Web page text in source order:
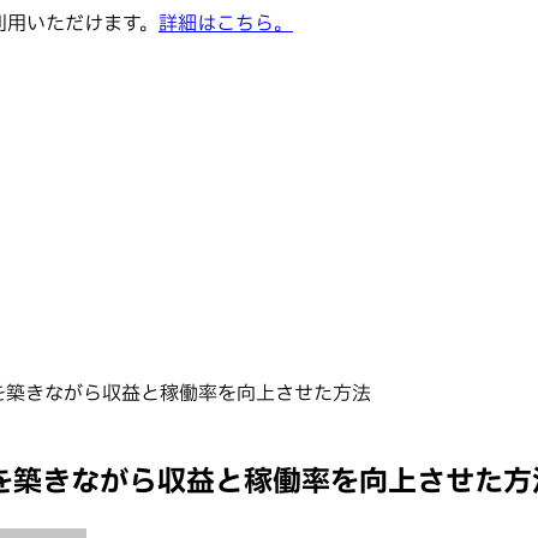
いただけます。 詳細はこちら。
きながら収益と稼働率を向上させた方法
きながら収益と稼働率を向上させた